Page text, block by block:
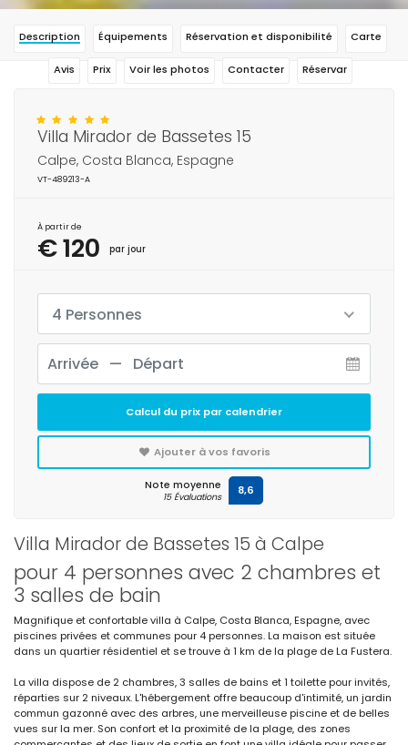
Description Équipements Réservation et disponibilité Carte
Avis Prix Voir les photos Contacter Réservar
Villa Mirador de Bassetes 15 à Calpe
pour 4 personnes avec 2 chambres et
3 salles de bain
Magnifique et confortable villa à Calpe, Costa Blanca, Espagne, avec
piscines privées et communes pour 4 personnes. La maison est située
dans un quartier résidentiel et se trouve à 1 km de la plage de La Fustera.
La villa dispose de 2 chambres, 3 salles de bains et 1 toilette pour invités,
réparties sur 2 niveaux. L'hébergement offre beaucoup d'intimité, un jardin
commun gazonné avec des arbres, une merveilleuse piscine et de belles
vues sur la mer. Son confort et la proximité de la plage, des zones
Villa Mirador de Bassetes 15
Calpe, Costa Blanca, Espagne
VT-489213-A
À partir de
€ 120 par jour
4 Personnes
Calcul du prix par calendrier
Ajouter à vos favoris
Note moyenne
15 Évaluations 8,6